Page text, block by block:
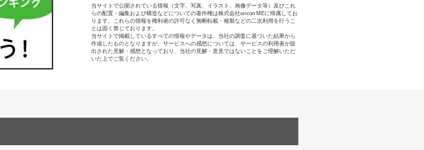
当サイトで公開されている情報（文字、写真、イラスト、画像データ等）及びこれ
らの配置・編集および構造などについての著作権は株式会社oricon MEに帰属してお
ります。これらの情報を権利者の許可なく無断転載・複製などの二次利用を行うこ
とは固く禁じております。
当サイトで掲載しているすべての情報やデータは、当社の調査に基づいた結果から
作成したものとなりますが、サービスへの感想については、サービスの利用者が提
出された見解・感想となっており、当社の見解・意見ではないことをご理解いただ
いた上でご覧ください。